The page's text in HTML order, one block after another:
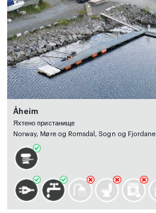
Åheim
Яхтено пристанище
Norway, Møre og Romsdal, Sogn og Fjordane